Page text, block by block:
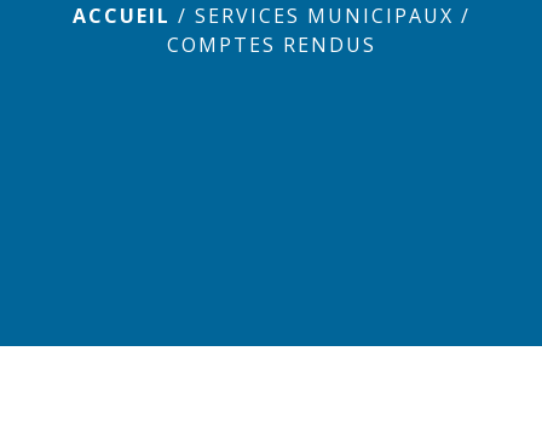
ACCUEIL / SERVICES MUNICIPAUX /
COMPTES RENDUS